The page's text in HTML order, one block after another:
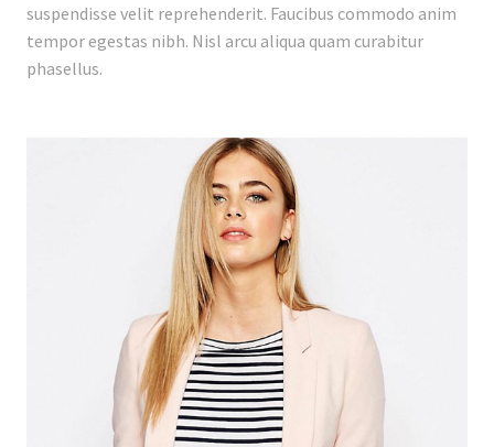
suspendisse velit reprehenderit. Faucibus commodo anim
tempor egestas nibh. Nisl arcu aliqua quam curabitur
phasellus.